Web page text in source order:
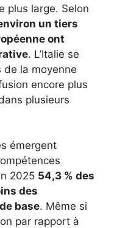
plus large. Selon
un tiers
ont
. L’Italie se
de la moyenne
encore plus
plusieurs
émergent
2025 54,3 % des
des
base. Même si
par rapport à